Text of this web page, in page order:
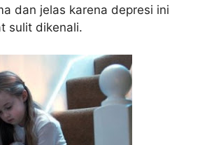
dan jelas karena depresi ini
sulit dikenali.